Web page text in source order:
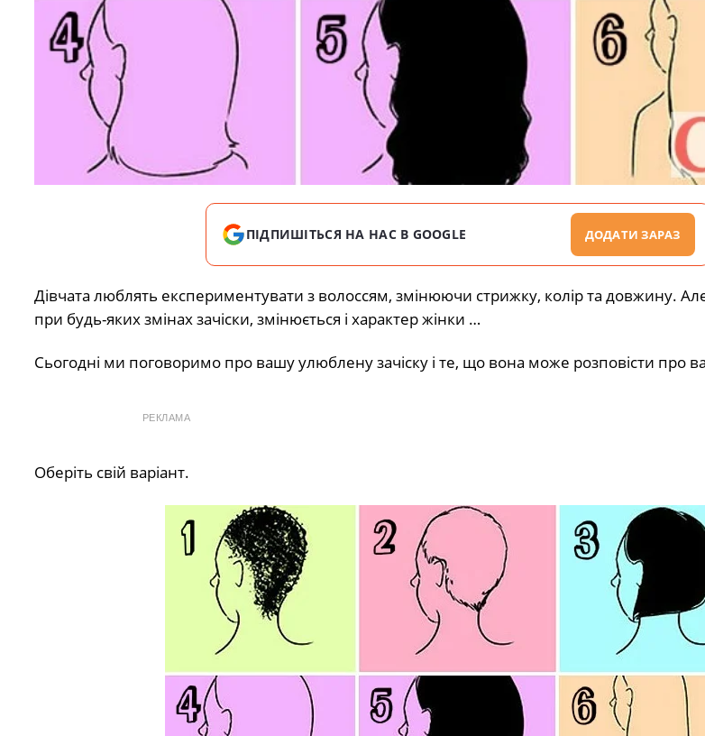
ПІДПИШІТЬСЯ НА НАС В GOOGLE ДОДАТИ ЗАРАЗ
Дівчата люблять експериментувати з волоссям, змінюючи стрижку, колір та довжину.
при будь-яких змінах зачіски, змінюється і характер жінки …
Сьогодні ми поговоримо про вашу улюблену зачіску і те, що вона може розповісти про
РЕКЛАМА
Оберіть свій варіант.